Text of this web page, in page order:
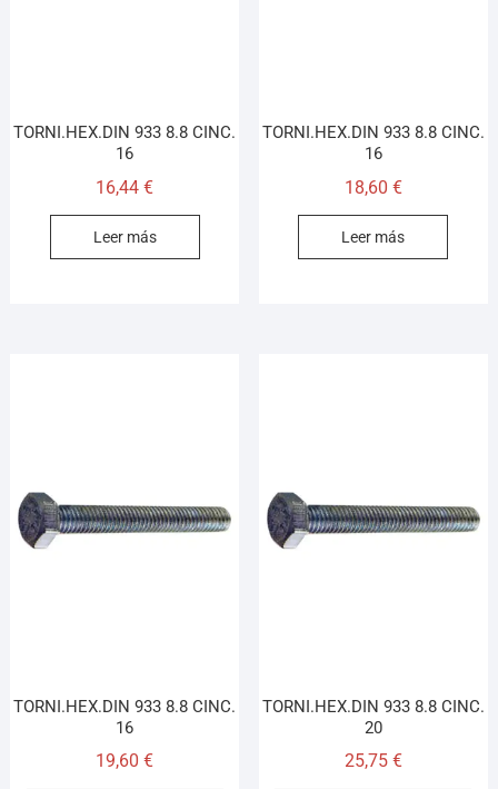
TORNI.HEX.DIN 933 8.8 CINC.
16
16,44€
Leer más
TORNI.HEX.DIN 933 8.8 CINC.
16
18,60 €
Leer más
TORNI.HEX.DIN 933 8.8 CINC.
16
19,60€
TORNI.HEX.DIN 933 8.8 CINC.
20
25,75 €